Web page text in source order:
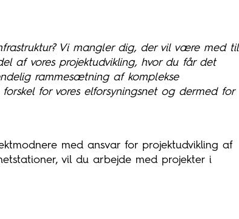
Vi mangler dig, der vil være med til
af vores projektudvikling, hvor du får det
rammesætning af komplekse
for vores elforsyningsnet og dermed for
med ansvar for projektudvikling af
vil du arbejde med projekter i